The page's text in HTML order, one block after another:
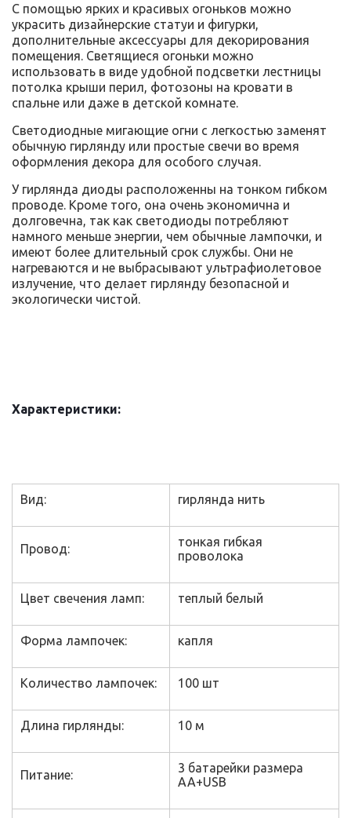
С помощью ярких и красивых огоньков можно
украсить дизайнерские статуи и фигурки,
дополнительные аксессуары для декорирования
помещения. Светящиеся огоньки можно
использовать в виде удобной подсветки лестницы
потолка крыши перил, фотозоны на кровати в
спальне или даже в детской комнате.
Светодиодные мигающие огни с легкостью заменят
обычную гирлянду или простые свечи во время
оформления декора для особого случая.
У гирлянда диоды расположенны на тонком гибком
проводе. Кроме того, она очень экономична и
долговечна, так как светодиоды потребляют
намного меньше энергии, чем обычные лампочки, и
имеют более длительный срок службы. Они не
нагреваются и не выбрасывают ультрафиолетовое
излучение, что делает гирлянду безопасной и
экологически чистой.
Характеристики:
Вид: гирлянда нить
Провод:
тонкая гибкая
проволока
Цвет свечения ламп: теплый белый
Форма лампочек: капля
Количество лампочек: 100 шт
Длина гирлянды: 10 м
Питание:
3 батарейки размера
АА+USB